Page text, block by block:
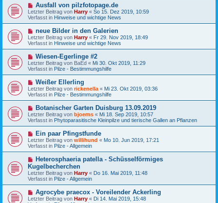
B
e
i
t
a
g
N
e
u
e
B
e
i
t
a
g
Ausfall von pilzfotopage.de
Letzter Beitrag von Harry « So 15. Dez 2019, 10:59
Verfasst in Hinweise und wichtige News
N
e
u
e
B
e
i
t
a
g
neue Bilder in den Galerien
Letzter Beitrag von Harry « Fr 29. Nov 2019, 18:49
Verfasst in Hinweise und wichtige News
N
e
u
e
B
e
i
t
a
g
Wiesen-Egerlinge #2
Letzter Beitrag von BaEd « Mi 30. Okt 2019, 11:29
Verfasst in Pilze - Bestimmungshilfe
N
e
u
e
B
e
i
t
a
g
Weißer Ellerling
Letzter Beitrag von rickenella « Mi 23. Okt 2019, 03:36
Verfasst in Pilze - Bestimmungshilfe
N
e
u
e
B
e
i
t
a
g
Botanischer Garten Duisburg 13.09.2019
Letzter Beitrag von bjoerns « Mi 18. Sep 2019, 10:57
Verfasst in Phytoparasitische Kleinpilze und tierische Gallen an Pflanzen
N
e
u
e
B
e
i
t
r
g
Ein paar Pfingstfunde
Letzter Beitrag von willihund « Mo 10. Jun 2019, 17:21
Verfasst in Pilze - Allgemein
N
u
e
r
B
e
i
Heterosphaeria patella - Schüsselförmiges
Kugelbecherchen
Letzter Beitrag von Harry « Do 16. Mai 2019, 11:48
Verfasst in Pilze - Allgemein
N
e
Agrocybe praecox - Voreilender Ackerling
Letzter Beitrag von Harry « Di 14. Mai 2019, 15:48